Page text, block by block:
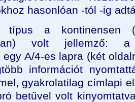
hasonlóan -tól -ig
a kontinensen
volt jellemző: a
egy A/4-es lapra (két
információt
gyakrolatilag címlapi
betűvel volt